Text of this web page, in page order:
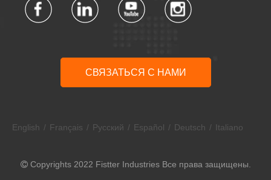
СВЯЗАТЬСЯ С НАМИ
English / Français / Pусский / Español / Deutsch / Italiano
Copyrights 2022 Fistter Industries Все права защищены.